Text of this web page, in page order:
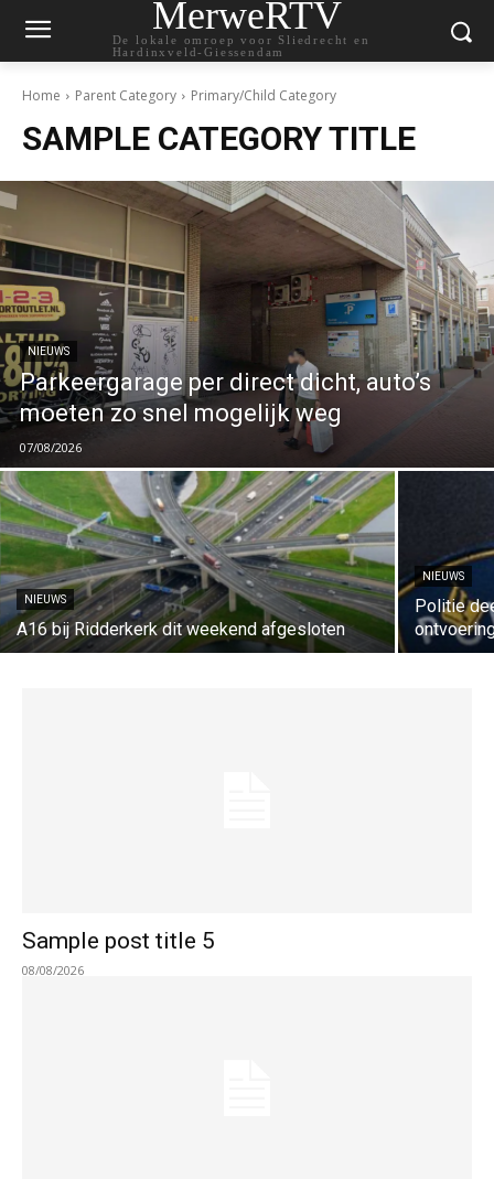
MerweRTV
De lokale omroep voor Sliedrecht en
Hardinxveld-Giessendam
Home Parent Category Primary/Child Category
SAMPLE CATEGORY TITLE
NIEUWS
Parkeergarage per direct dicht, auto’s
moeten zo snel mogelijk weg
07/08/2026
NIEUWS
A16 bij Ridderkerk dit weekend afgesloten
NIEUWS
Politie
Sample post title 5
08/08/2026